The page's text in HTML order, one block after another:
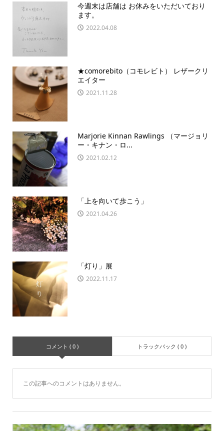
今週末は店舗は お休みをいただいており
ます。
2022.04.08
★comorebito（コモレビト） レザークリ
エイター
2021.11.28
Marjorie Kinnan Rawlings （マージョリ
ー・キナン・ロ...
2021.02.12
「上を向いて歩こう」
2021.04.26
「灯り」展
2022.11.17
コメント ( 0 ) トラックバック ( 0 )
この記事へのコメントはありません。